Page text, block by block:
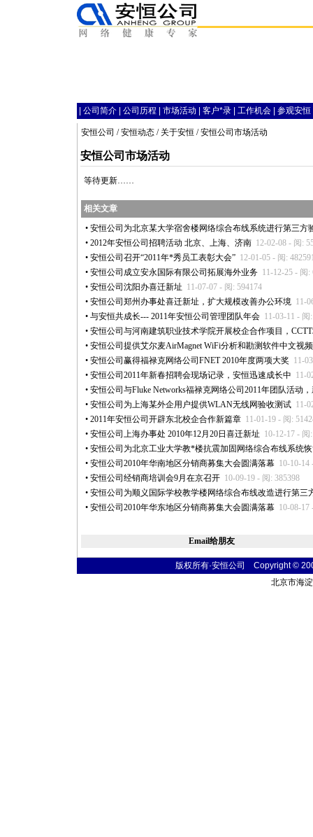
公司简介 公司历程 市场活动 客户*录 工作机会 参观安恒
安恒公司 /安恒动态 / 关于安恒 / 安恒公司市场活动
安恒公司市场活动
等待更新……
相关文章
• 安恒公司为北京某大学宿舍楼网络综合布线系统进行第三方
• 2012年安恒公司招聘活动 北京、上海、济南 12-02-08 - 阅:
• 安恒公司召开“2011年*秀员工表彰大会” 12-01-05 - 阅:
• 安恒公司成立安永国际有限公司拓展海外业务 11-12-25 - 阅:
• 安恒公司沈阳办喜迁新址 11-07-07 - 阅: 594174
• 安恒公司郑州办事处喜迁新址，扩大规模改善办公环境 11-
• 与安恒共成长--- 2011年安恒公司管理团队年会 11-03-11 - 阅
• 安恒公司与河南建筑职业技术学院开展校企合作项目，
• 安恒公司提供艾尔麦AirMagnet WiFi分析和勘测软件中文视
• 安恒公司赢得福禄克网络公司FNET 2010年度两项大奖 11-
• 安恒公司2011年新春招聘会现场记录，安恒迅速成长中 11-
• 安恒公司与Fluke Networks福禄克网络公司2011年团队活动
• 安恒公司为上海某外企用户提供WLAN无线网验收测试 11-
• 2011年安恒公司开辟东北校企合作新篇章 11-01-19 - 阅:
• 安恒公司上海办事处 2010年12月20日喜迁新址 10-12-17 - 阅
• 安恒公司为北京工业大学教*楼抗震加固网络综合布线系统
• 安恒公司2010年华南地区分销商募集大会圆满落幕 10-10-14
• 安恒公司经销商培训会9月在京召开 10-09-19 - 阅: 385398
• 安恒公司为顺义国际学校教学楼网络综合布线改造进行第三
• 安恒公司2010年华东地区分销商募集大会圆满落幕 10-08-17
Email给朋友
版权所有·安恒公司 Copyright ©
北京市海